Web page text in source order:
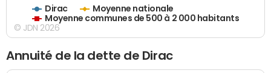
Dirac
Moyenne nationale
Moyenne communes de 500 à 2 000 habitants
© JDN 2026
Annuité de la dette de Dirac